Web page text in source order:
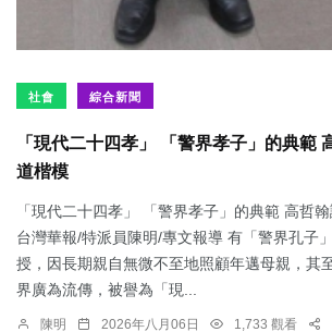
社會 綜合新聞
「現代二十四孝」 「警界孝子」的典範
道楷模
「現代二十四孝」 「警界孝子」的典範 高哲
台灣華報/特派員陳明/專文報導 有「警界孔子
授，因長期親自無微不至地照顧年邁母親，其
界廣為流傳，被譽為「現...
陳明 2026年八月06日 1,733 觀看